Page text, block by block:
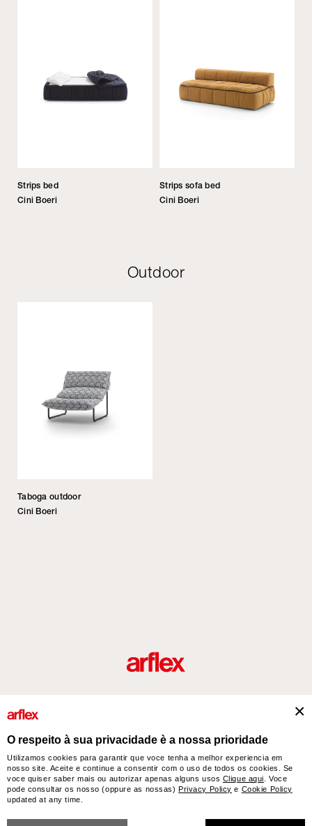
Strips bed
Cini Boeri
Strips sofa bed
Cini Boeri
Outdoor
Taboga outdoor
Cini Boeri
arflex – sevensalotti spa via Pizzo Scalino 1 20833 Giussano (Monza e Brianza) Italy
- Phone +39 0362 853043 - VAT IT 00703820969 – © arflex - sevensalotti spa 2026
O respeito à sua privacidade è a nossa prioridade
Utilizamos cookies para garantir que voce tenha a melhor experiencia em
nosso site. Aceite e continue a consentir com o uso de todos os cookies. Se
voce quiser saber mais ou autorizar apenas alguns usos Clique aqui . Voce
pode consultar os nosso (oppure as nossas)Privacy Policy e Cookie Policy
updated at any time.